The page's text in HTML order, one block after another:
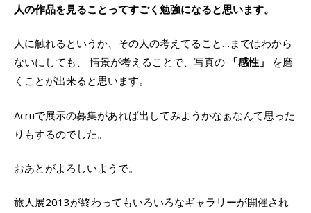
人の作品を見ることってすごく勉強になると思います。
人に触れるというか、その人の考えてること…まではわから
ないにしても、 情景が考えることで、写真の
「感性」
を磨
くことが出来ると思います。
Acruで展示の募集があれば出してみようかなぁなんて思った
りもするのでした。
おあとがよろしいようで。
旅人展2013が終わってもいろいろなギャラリーが開催され